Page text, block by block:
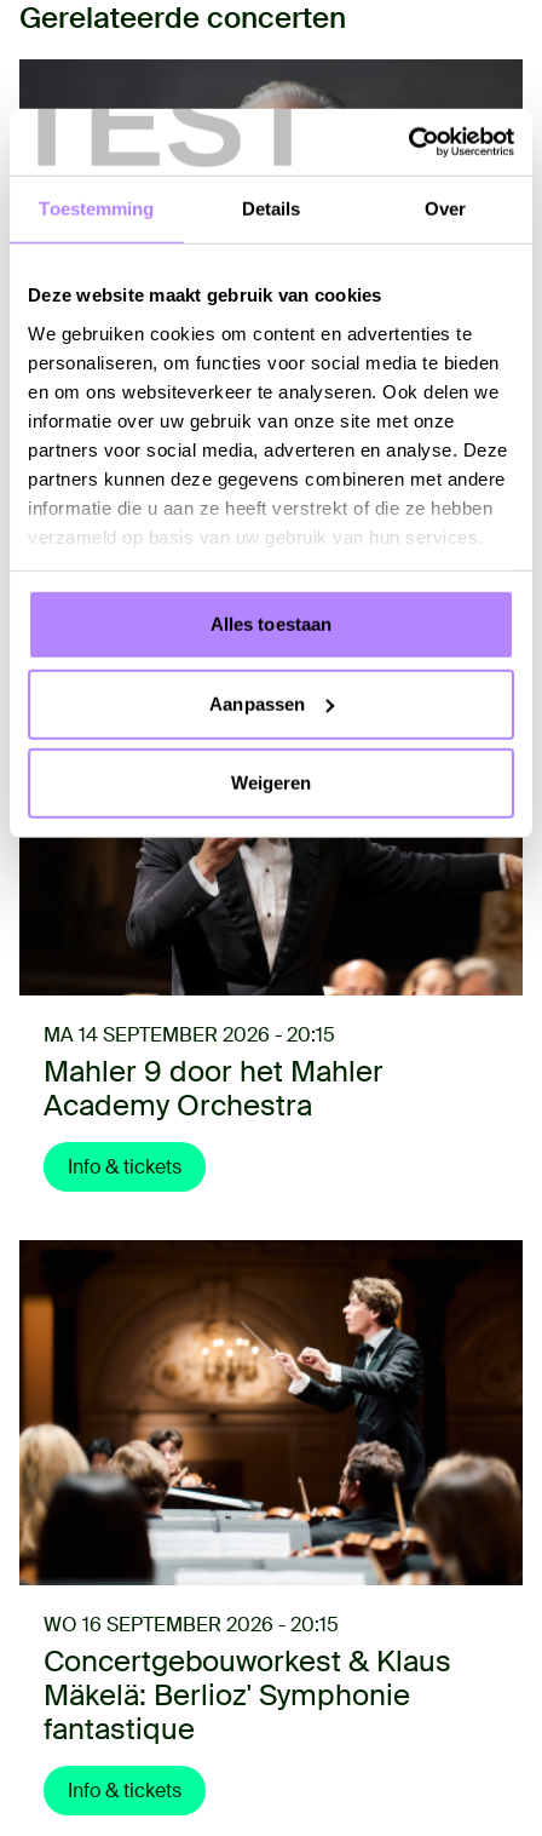
TEST
Toestemming Details Over
Deze website maakt gebruik van cookies
We gebruiken cookies om content en advertenties te
personaliseren, om functies voor social media te bieden
en om ons websiteverkeer te analyseren. Ook delen we
informatie over uw gebruik van onze site met onze
partners voor social media, adverteren en analyse. Deze
partners kunnen deze gegevens combineren met andere
informatie die u aan ze heeft verstrekt of die ze hebben
verzameld op basis van uw gebruik van hun services.
Alles toestaan
Aanpassen
Weigeren
Gerelateerde concerten
Welkomstconcert
MA 7 SEPTEMBER 2026 - 20:15
Dvořáks Negende door het
Pittsburgh Symphony Orchestra
Info & tickets
MA 14 SEPTEMBER 2026 - 20:15
Mahler 9 door het Mahler
Academy Orchestra
Info & tickets
WO 16 SEPTEMBER 2026 - 20:15
Concertgebouworkest & Klaus
Mäkelä: Berlioz' Symphonie
fantastique
Info & tickets